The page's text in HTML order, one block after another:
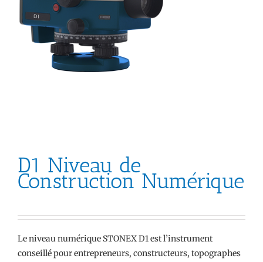
D1 Niveau de
Construction Numérique
Le niveau numérique STONEX D1 est l’instrument
conseillé pour entrepreneurs, constructeurs, topographes